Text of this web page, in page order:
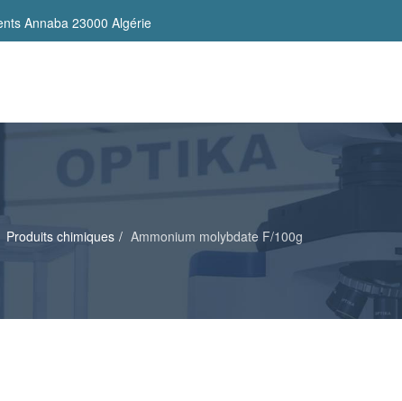
Annaba 23000 Algérie
Produits chimiques Ammonium molybdate F/100g